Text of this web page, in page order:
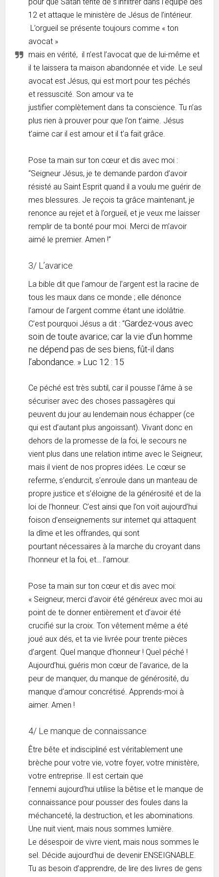
12 et attaque le ministère de Jésus de l’intérieur.
L’orgueil se présente toujours comme « ton
avocat »
mais en vérité, il n’est l’avocat que de lui-même et
il te laissera ta maison abandonnée et vide. Le seul
avocat est Jésus, qui est mort pour tes péchés
et ressuscité. Son amour va te
justifier complètement dans ta conscience. Tu n’as
plus rien à prouver pour que l’on t’aime. Jésus
t’aime car il est amour et il t’a fait grâce.
Pose ta main sur ton cœur et dis avec moi :
“Seigneur Jésus, je te demande pardon d’avoir
résisté au Saint Esprit quand il a voulu me guérir de
mes blessures. Je reçois ta grâce maintenant, je
renonce au rejet et à l’orgueil, et je veux me laisser
remplir de ta bonté pour moi. Merci de m’avoir
aimé le premier. Amen !”
3/ L’avarice
La bible dit que l’amour de l’argent est la racine de
tous les maux dans ce monde ; elle dénonce
l’amour de l’argent comme étant une idolâtrie.
C’est pourquoi Jésus a dit : “Gardez-vous avec
soin de toute avarice; car la vie d’un homme
ne dépend pas de ses biens, fût-il dans
l’abondance. » Luc 12 : 15
Ce péché est très subtil, car il pousse l’âme à se
sécuriser avec des choses passagères qui
peuvent du jour au lendemain nous échapper (ce
qui est d’autant plus angoissant). Vivant donc en
dehors de la promesse de la foi, le secours ne
vient plus dans une relation intime avec le Seigneur,
mais il vient de nos propres idées. Le cœur se
referme, s’endurcit, s’enroule dans un manteau de
propre justice et s’éloigne de la générosité et de la
loi de l’honneur. C’est ainsi que l’on voit aujourd’hui
foison d’enseignements sur internet qui attaquent
la dîme et les offrandes, qui sont
pourtant nécessaires à la marche du croyant dans
l’honneur et la foi, et… l’amour.
Pose ta main sur ton cœur et dis avec moi:
« Seigneur, merci d’avoir été généreux avec moi au
point de te donner entièrement et d’avoir été
crucifié sur la croix. Ton vêtement même a été
joué aux dés, et ta vie livrée pour trente pièces
d’argent. Quel manque d’honneur ! Quel péché !
Aujourd’hui, guéris mon cœur de l’avarice, de la
peur de manquer, du manque de générosité, du
manque d’amour concrétisé. Apprends-moi à
aimer. Amen !
4/ Le manque de connaissance
Être bête et indiscipliné est véritablement une
brèche pour votre vie, votre foyer, votre ministère,
votre entreprise. Il est certain que
l’ennemi aujourd’hui utilise la bêtise et le manque de
connaissance pour pousser des foules dans la
méchanceté, la destruction, et les abominations.
Une nuit vient, mais nous sommes lumière.
Le désespoir de vivre vient, mais nous sommes le
sel. Décide aujourd’hui de devenir ENSEIGNABLE.
Tu as besoin d’apprendre, de lire des livres de gens